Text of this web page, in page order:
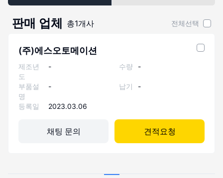
판매 업체 총1개사 전체선택
(주)에스오토메이션
제조년
도
- 수량 -
부품설
명
- 납기 -
등록일 2023.03.06
채팅 문의 견적요청